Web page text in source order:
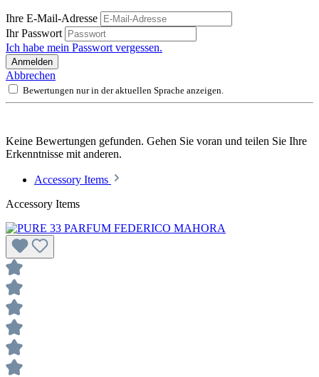
Ihre E-Mail-Adresse
Ihr Passwort
Ich habe mein Passwort vergessen.
Anmelden
Abbrechen
Bewertungen nur in der aktuellen Sprache anzeigen.
Keine Bewertungen gefunden. Gehen Sie voran und teilen Sie Ihre
Erkenntnisse mit anderen.
Accessory Items
Accessory Items